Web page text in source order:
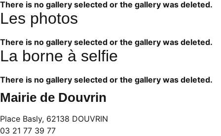
There is no gallery selected or the gallery was deleted.
Les photos
There is no gallery selected or the gallery was deleted.
La borne à selfie
There is no gallery selected or the gallery was deleted.
Mairie de Douvrin
Place Basly, 62138 DOUVRIN
03 21 77 39 77